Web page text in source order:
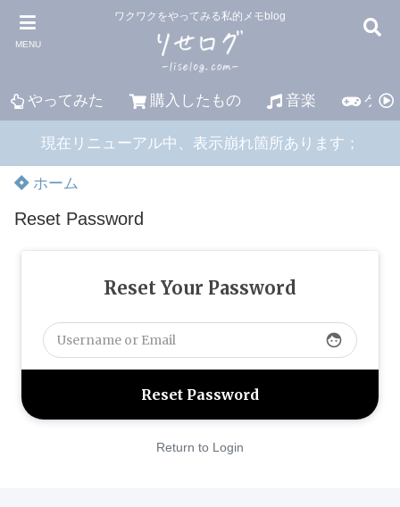
MENU
ワクワクをやってみる私的メモblog
やってみた 購入したもの 音楽 ゲー
現在リニューアル中、表示崩れ箇所あります；
ホーム
Reset Password
Reset Your Password
face
Return to Login